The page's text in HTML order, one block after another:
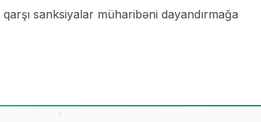
sanksiyalar müharibəni dayandırmağa